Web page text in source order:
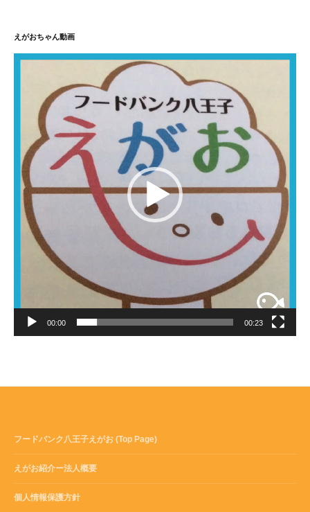
えがおちゃん動画
動
00:00 00:23
フードバンク八王子えがお (Top Page)
えがお紹介ー法人概要
個人情報保護方針